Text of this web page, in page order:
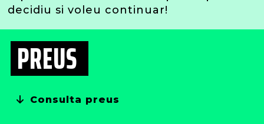
decidiu si voleu continuar!
PREUS
Consulta preus